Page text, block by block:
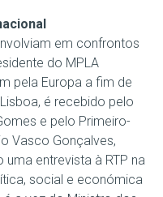
em confrontos
do MPLA
pela Europa a fim de
é recebido pelo
e pelo Primeiro-
Vasco Gonçalves,
entrevista à RTP na
social e económica